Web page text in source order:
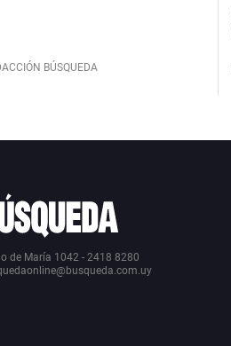
BÚSQUEDA
de María 1042 - 2418 8280